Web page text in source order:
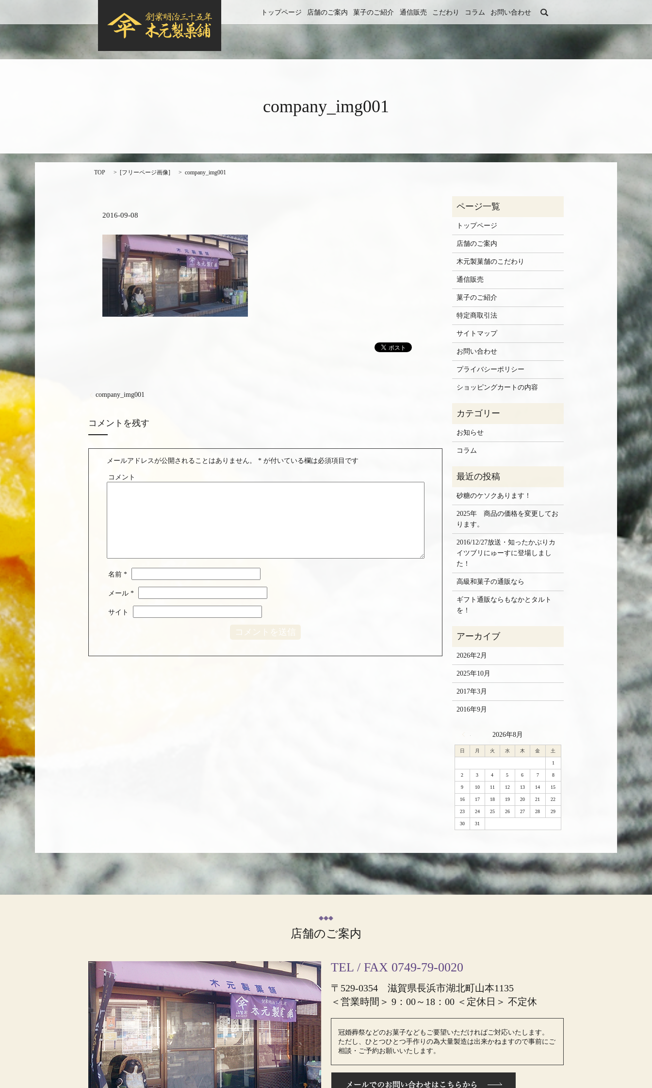
トップページ 店舗のご案内 菓子のご紹介 通信販売 こだわり コラム お問い合わせ
company_img001
TOP [フリーページ画像] company_img001
2016-09-08
company_img001
コメントを残す
メールアドレスが公開されることはありません。 *が付いている欄は必須項目です
コメント
名前 *
メール *
サイト
トップページ
店舗のご案内
木元製菓舗のこだわり
通信販売
菓子のご紹介
特定商取引法
サイトマップ
お問い合わせ
プライバシーポリシー
ショッピングカートの内容
お知らせ
コラム
砂糖のケソクあります！
2025年 商品の価格を変更してお
ります。
2016/12/27放送・知ったかぶりカ
イツブリにゅーすに登場しまし
た！
高級和菓子の通販なら
ギフト通販ならもなかとタルト
を！
2026年2月
2025年10月
2017年3月
2016年9月
2026年8月
日 月 火 水 木 金 土
1
2 3 4 5 6 7 8
9 10 11 12 13 14 15
16 17 18 19 20 21 22
23 24 25 26 27 28 29
30 31
店舗のご案内
TEL / FAX 0749-79-0020
〒529-0354 滋賀県長浜市湖北町山本1135
＜営業時間＞ 9：00～18：00 ＜定休日＞ 不定休
冠婚葬祭などのお菓子などもご要望いただければご対応いたします。
ただし、ひとつひとつ手作りの為大量製造は出来かねますので事前にご
相談・ご予約お願いいたします。